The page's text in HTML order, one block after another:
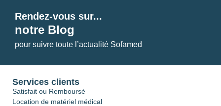
Rendez-vous sur...
notre Blog
pour suivre toute l’actualité Sofamed
Services clients
Satisfait ou Remboursé
Location de matériel médical